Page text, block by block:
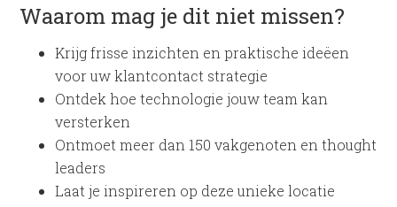
Waarom mag je dit niet missen?
Krijg frisse inzichten en praktische ideëen
voor uw klantcontact strategie
Ontdek hoe technologie jouw team kan
versterken
Ontmoet meer dan 150 vakgenoten en thought
leaders
Laat je inspireren op deze unieke locatie